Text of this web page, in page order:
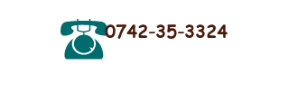
0742-35-3324